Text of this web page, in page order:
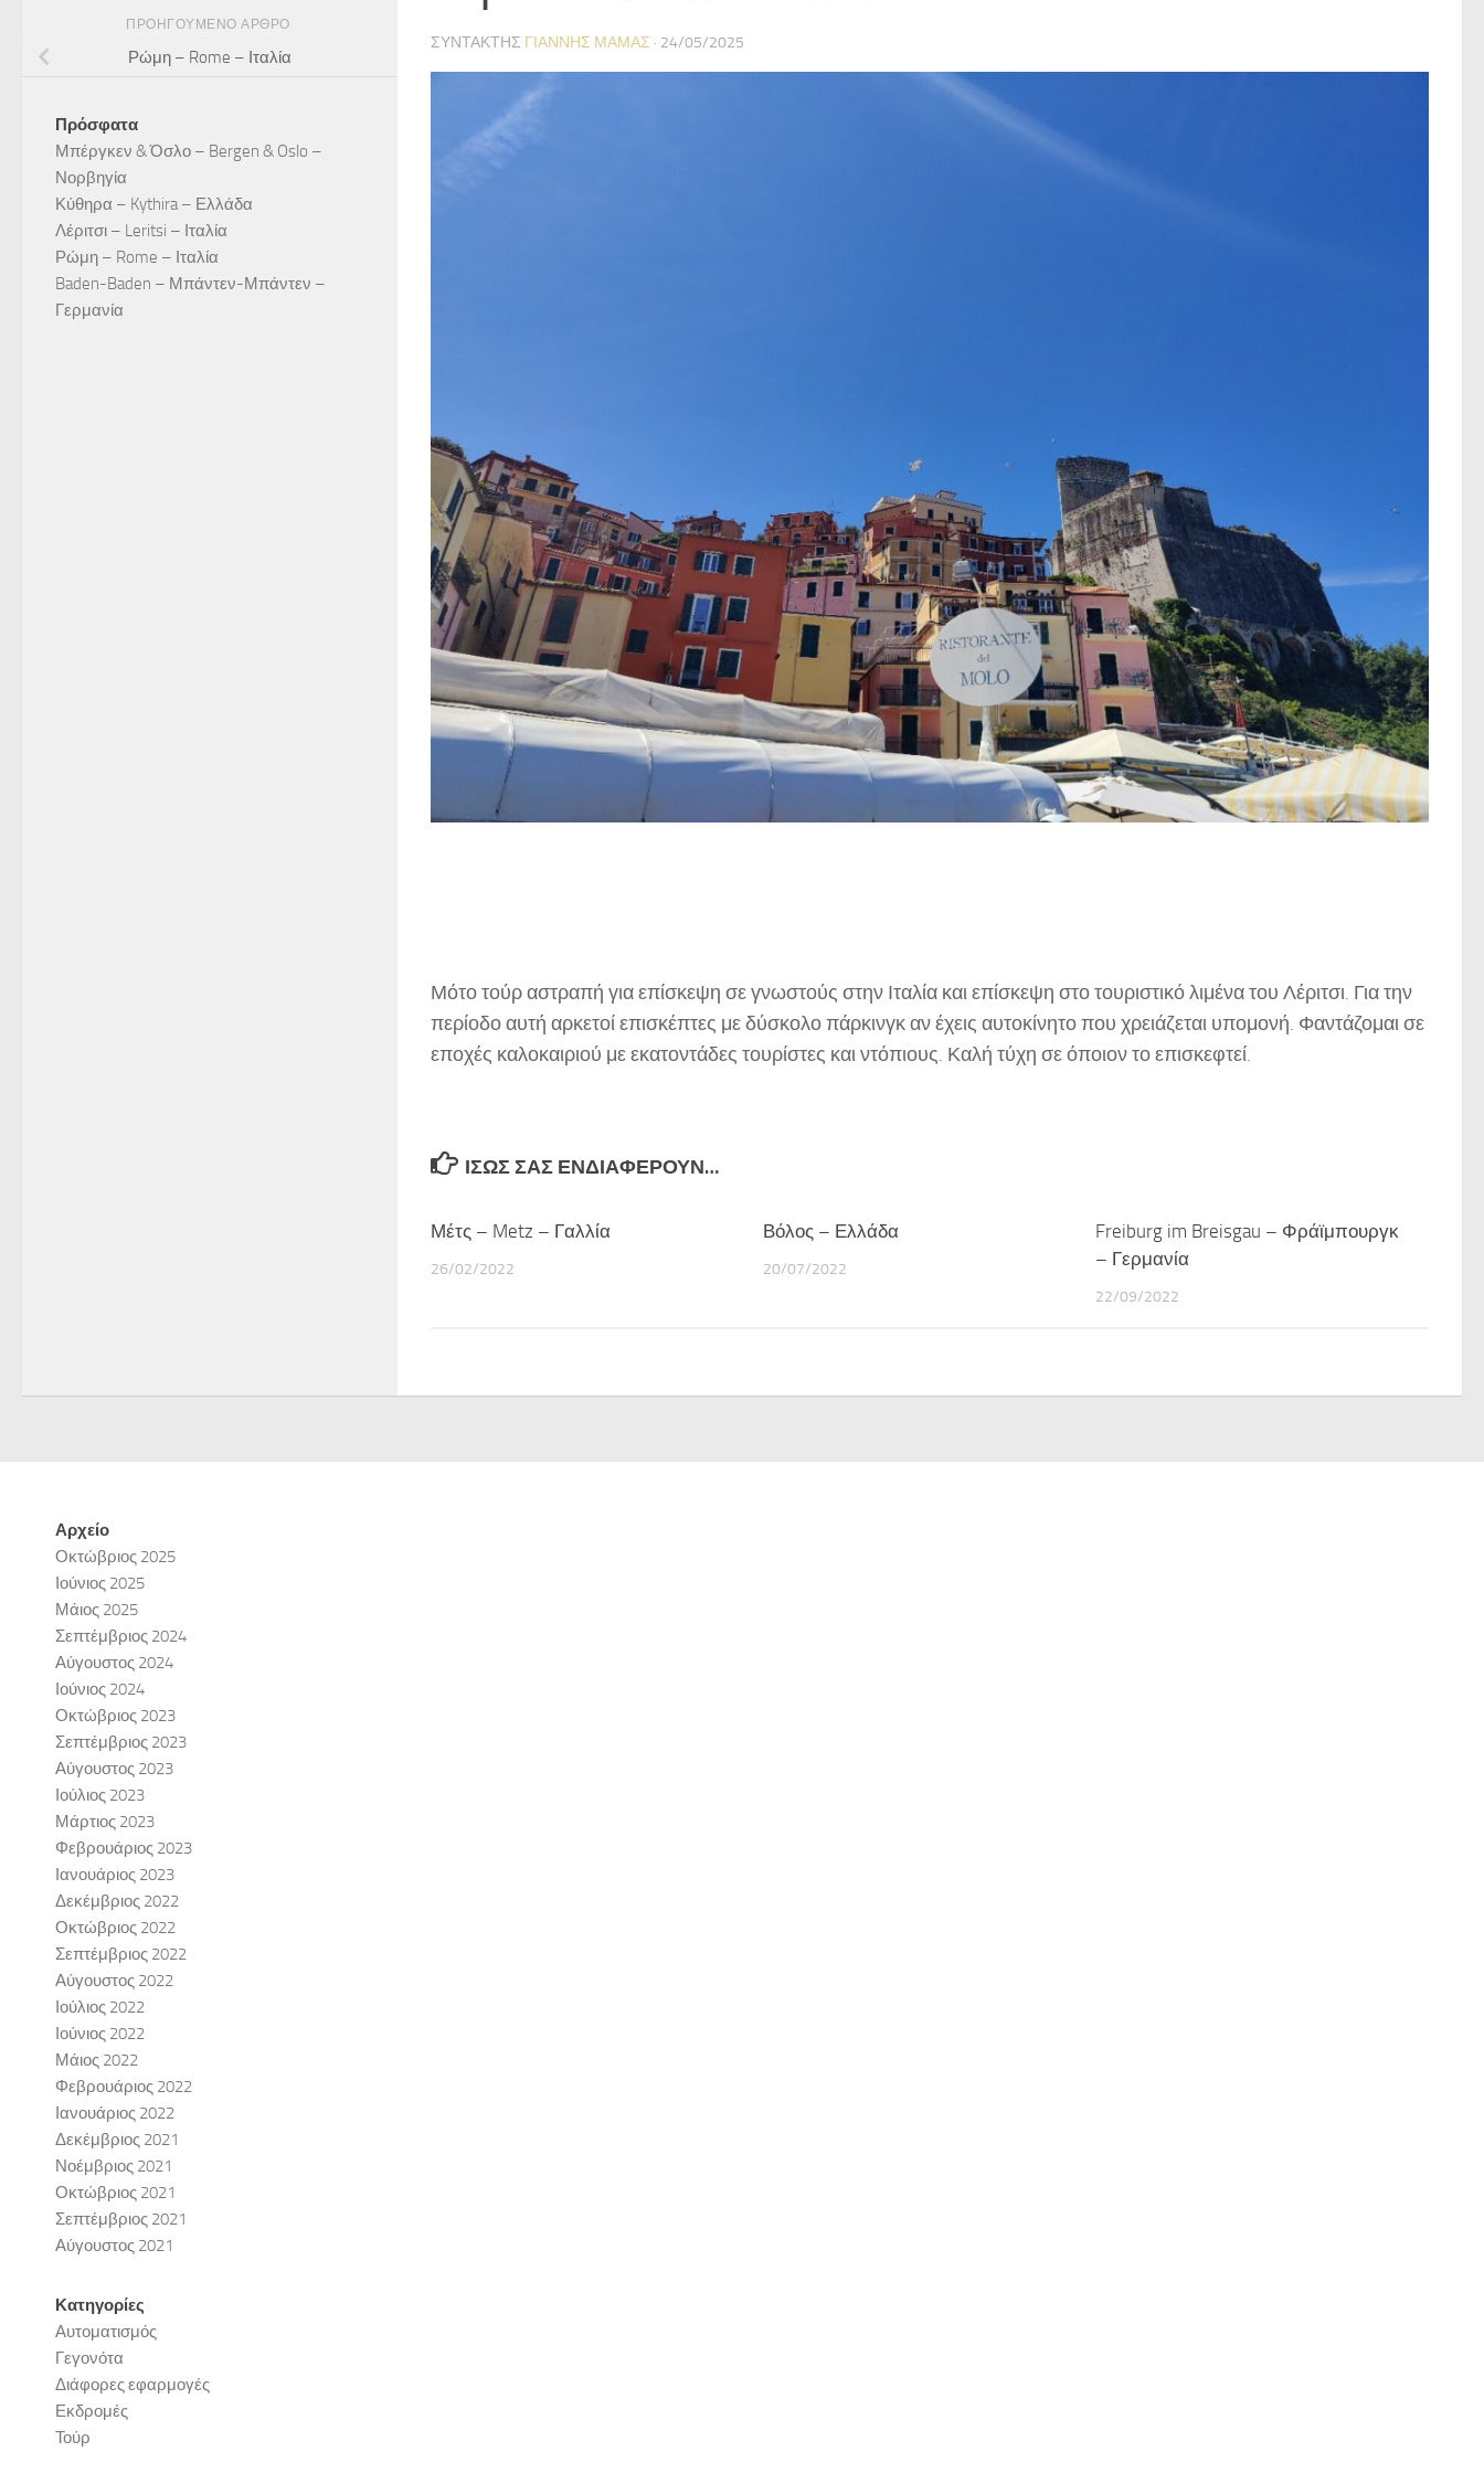
ΣΥΝΤΆΚΤΗΣ ΓΙΆΝΝΗΣ ΜΑΜΆΣ · 24/05/2025
Μότο τούρ αστραπή για επίσκεψη σε γνωστούς στην Ιταλία και επίσκεψη στο τουριστικό λιμένα του Λέριτσι. Για την
περίοδο αυτή αρκετοί επισκέπτες με δύσκολο πάρκινγκ αν έχεις αυτοκίνητο που χρειάζεται υπομονή. Φαντάζομαι σε
εποχές καλοκαιριού με εκατοντάδες τουρίστες και ντόπιους. Καλή τύχη σε όποιον το επισκεφτεί.
ΊΣΩΣ ΣΑΣ ΕΝΔΙΑΦΈΡΟΥΝ…
Μέτς – Metz – Γαλλία
26/02/2022
Βόλος – Ελλάδα
20/07/2022
Freiburg im Breisgau – Φράϊμπουργκ
– Γερμανία
22/09/2022
ΠΡΟΗΓΟΎΜΕΝΟ ΆΡΘΡΟ
Ρώμη – Rome – Ιταλία
Πρόσφατα
Μπέργκεν & Όσλο – Bergen & Oslo –
Νορβηγία
Κύθηρα – Kythira – Ελλάδα
Λέριτσι – Leritsi – Ιταλία
Ρώμη – Rome – Ιταλία
Baden-Baden – Μπάντεν-Μπάντεν –
Γερμανία
Αρχείο
Οκτώβριος 2025
Ιούνιος 2025
Μάιος 2025
Σεπτέμβριος 2024
Αύγουστος 2024
Ιούνιος 2024
Οκτώβριος 2023
Σεπτέμβριος 2023
Αύγουστος 2023
Ιούλιος 2023
Μάρτιος 2023
Φεβρουάριος 2023
Ιανουάριος 2023
Δεκέμβριος 2022
Οκτώβριος 2022
Σεπτέμβριος 2022
Αύγουστος 2022
Ιούλιος 2022
Ιούνιος 2022
Μάιος 2022
Φεβρουάριος 2022
Ιανουάριος 2022
Δεκέμβριος 2021
Νοέμβριος 2021
Οκτώβριος 2021
Σεπτέμβριος 2021
Αύγουστος 2021
Κατηγορίες
Αυτοματισμός
Γεγονότα
Διάφορες εφαρμογές
Εκδρομές
Τούρ